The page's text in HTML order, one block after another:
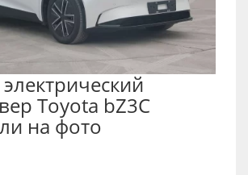
Toyota bZ3C
на фото